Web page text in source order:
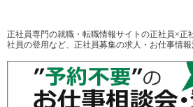
正社員専門の就職・転職情報サイトの正社員×正
社員の登用など、正社員募集の求人・お仕事情報